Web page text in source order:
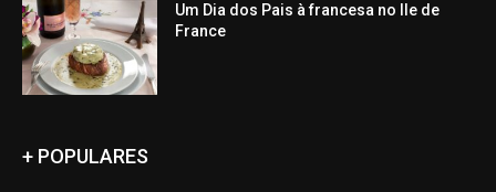
Um Dia dos Pais à francesa no Ile de
France
+ POPULARES